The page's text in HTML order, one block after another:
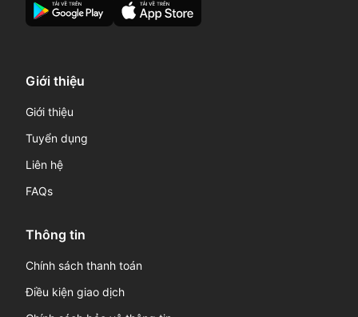
Giới thiệu
Giới thiệu
Tuyển dụng
Liên hệ
FAQs
Thông tin
Chính sách thanh toán
Điều kiện giao dịch